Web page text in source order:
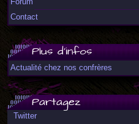
Contact
Plus d'infos
Actualité chez nos confrères
Partagez
Twitter